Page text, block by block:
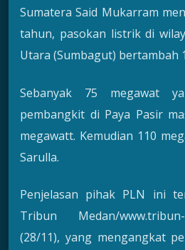
Sumatera Said Mukarram
tahun, pasokan listrik di
Utara (Sumbagut) bertambah
Sebanyak 75 megawat
pembangkit di Paya Pasir
megawatt. Kemudian 110
Sarulla.
Penjelasan pihak PLN ini
Tribun Medan/
(28/11), yang mengangkat